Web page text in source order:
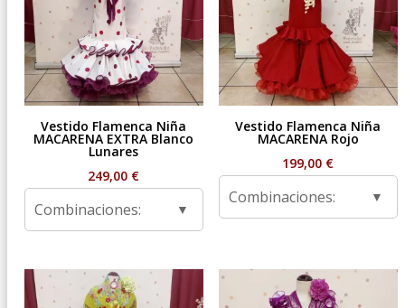
Vestido Flamenca Niña
MACARENA EXTRA Blanco
Lunares
249,00 €
Combinaciones:
Vestido Flamenca Niña
MACARENA Rojo
199,00 €
Combinaciones: